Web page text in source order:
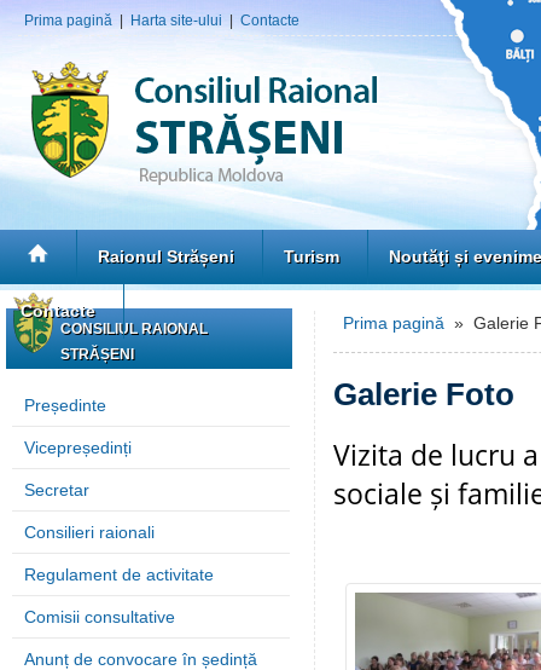
Prima pagină Harta site-ului Contacte
Raionul Strășeni Turism Noutăţi și
Contacte
CONSILIUL RAIONAL
STRĂȘENI
Președinte
Vicepreședinți
Secretar
Consilieri raionali
Regulament de activitate
Comisii consultative
Anunț de convocare în ședință
Prima pagină » Galerie
Galerie Foto
Vizita de lucru
sociale și